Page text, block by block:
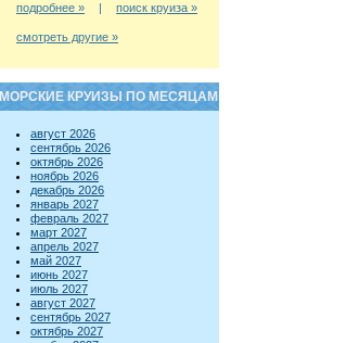
подробнее » | поиск круиза »
смотреть другие »
МОРСКИЕ КРУИЗЫ ПО МЕСЯЦАМ
август 2026
сентябрь 2026
октябрь 2026
ноябрь 2026
декабрь 2026
январь 2027
февраль 2027
март 2027
апрель 2027
май 2027
июнь 2027
июль 2027
август 2027
сентябрь 2027
октябрь 2027